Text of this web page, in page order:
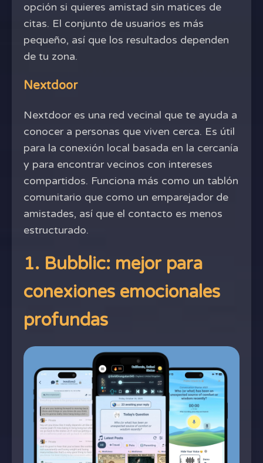
opción si quieres amistad sin matices de
citas. El conjunto de usuarios es más
pequeño, así que los resultados dependen
de tu zona.
Nextdoor
Nextdoor es una red vecinal que te ayuda a
conocer a personas que viven cerca. Es útil
para la conexión local basada en la cercanía
y para encontrar vecinos con intereses
compartidos. Funciona más como un tablón
comunitario que como un emparejador de
amistades, así que el contacto es menos
estructurado.
1. Bubblic: mejor para
conexiones emocionales
profundas